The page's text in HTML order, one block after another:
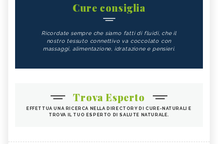
Cure consiglia
Ricordate sempre che siamo fatti di fluidi, che il
nostro tessuto connettivo va coccolato con
massaggi, alimentazione, idratazione e pensieri.
Trova Esperto
EFFETTUA UNA RICERCA NELLA DIRECTORY DI CURE-NATURALI E
TROVA IL TUO ESPERTO DI SALUTE NATURALE.